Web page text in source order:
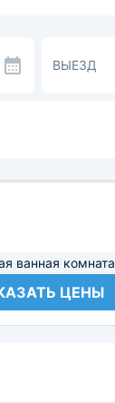
ВЫЕЗД
ванная комната
ЦЕНЫ